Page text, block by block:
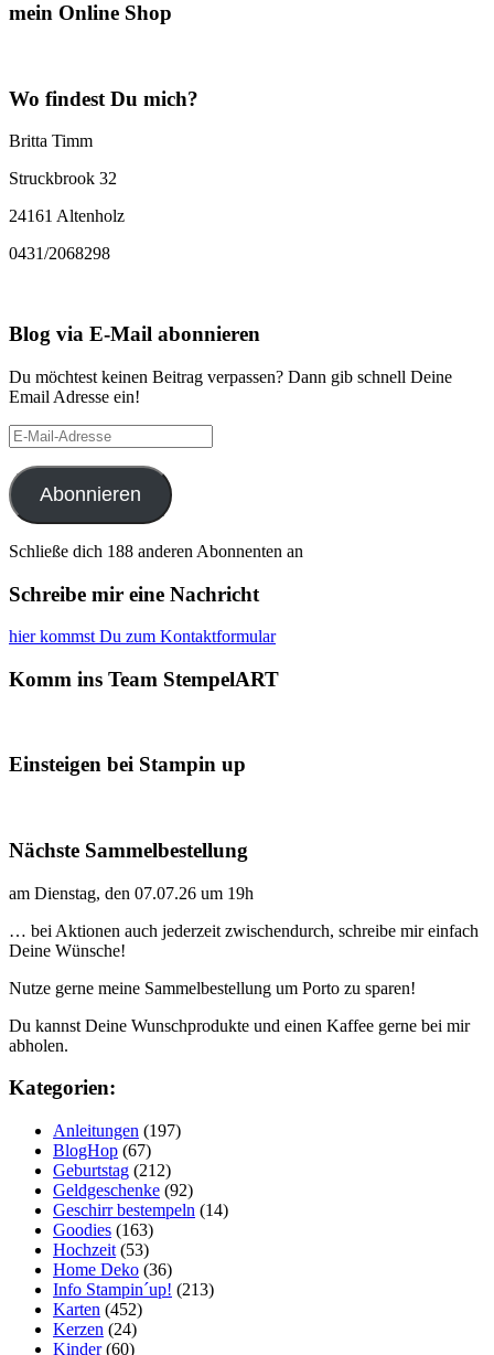
mein Online Shop
Wo findest Du mich?
Britta Timm
Struckbrook 32
24161 Altenholz
0431/2068298
Blog via E-Mail abonnieren
Du möchtest keinen Beitrag verpassen? Dann gib schnell Deine
Email Adresse ein!
E-
Mail-
Adresse
Abonnieren
Schließe dich 188 anderen Abonnenten an
Schreibe mir eine Nachricht
hier kommst Du zum Kontaktformular
Komm ins Team StempelART
Einsteigen bei Stampin up
Nächste Sammelbestellung
am Dienstag, den 07.07.26 um 19h
… bei Aktionen auch jederzeit zwischendurch, schreibe mir einfach
Deine Wünsche!
Nutze gerne meine Sammelbestellung um Porto zu sparen!
Du kannst Deine Wunschprodukte und einen Kaffee gerne bei mir
abholen.
Kategorien:
Anleitungen (197)
BlogHop (67)
Geburtstag (212)
Geldgeschenke (92)
Geschirr bestempeln (14)
Goodies (163)
Hochzeit (53)
Home Deko (36)
Info Stampin´up! (213)
Karten (452)
Kerzen (24)
Kinder(60)